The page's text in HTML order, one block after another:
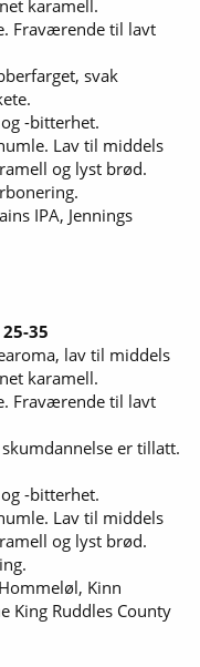
karamell.
Fraværende til lavt
svak
-bitterhet.
Lav til middels
og lyst brød.
IPA, Jennings
35
lav til middels
karamell.
Fraværende til lavt
er tillatt.
-bitterhet.
Lav til middels
og lyst brød.
Kinn
King Ruddles County